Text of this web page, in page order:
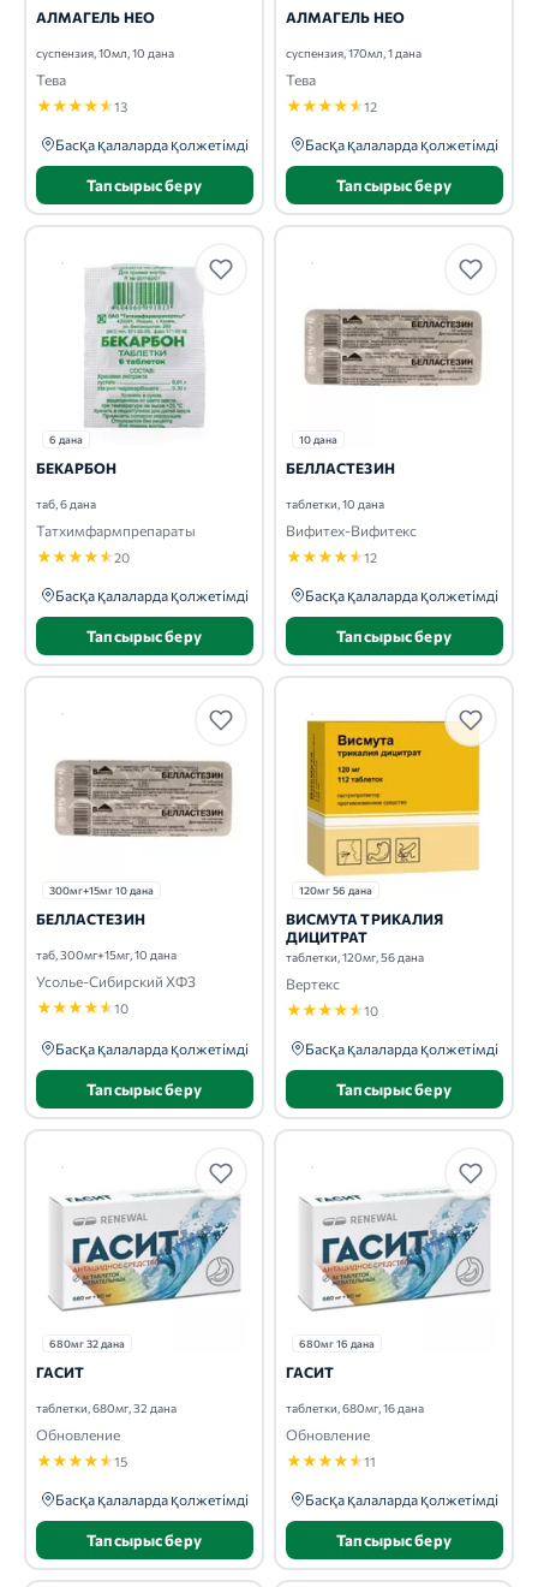
АЛМАГЕЛЬ НЕО
суспензия, 10мл, 10 дана
Тева
★★★★★13
Басқа қалаларда қолжетімді
Тапсырыс беру
АЛМАГЕЛЬ НЕО
суспензия, 170мл, 1 дана
Тева
★★★★★12
Басқа қалаларда қолжетімді
Тапсырыс беру
6 дана
БЕКАРБОН
таб, 6 дана
Татхимфармпрепараты
★★★★★20
Басқа қалаларда қолжетімді
Тапсырыс беру
10 дана
БЕЛЛАСТЕЗИН
таблетки, 10 дана
Вифитех-Вифитекс
★★★★★12
Басқа қалаларда қолжетімді
Тапсырыс беру
300мг+15мг 10 дана
БЕЛЛАСТЕЗИН
таб, 300мг+15мг, 10 дана
Усолье-Сибирский ХФЗ
★★★★★10
Басқа қалаларда қолжетімді
Тапсырыс беру
120мг 56 дана
ВИСМУТА ТРИКАЛИЯ
ДИЦИТРАТ
таблетки, 120мг, 56 дана
Вертекс
★★★★★10
Басқа қалаларда қолжетімді
Тапсырыс беру
680мг 32 дана
ГАСИТ
таблетки, 680мг, 32 дана
Обновление
★★★★★15
Басқа қалаларда қолжетімді
Тапсырыс беру
680мг 16 дана
ГАСИТ
таблетки, 680мг, 16 дана
Обновление
★★★★★11
Басқа қалаларда қолжетімді
Тапсырыс беру